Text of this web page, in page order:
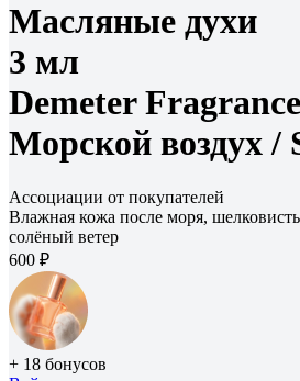
Масляные духи
3 мл
Demeter
Морской воздух /
Ассоциации от покупателей
Влажная кожа после моря,
солёный ветер
600 ₽
+ 18 бонусов